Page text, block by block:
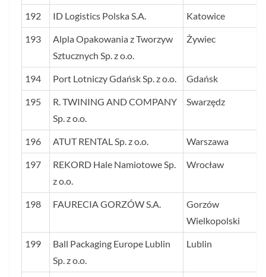
192 ID Logistics Polska S.A. Katowice
193
Alpla Opakowania z Tworzyw
Sztucznych Sp. z o.o.
Żywiec
194 Port Lotniczy Gdańsk Sp. z o.o. Gdańsk
195
R. TWINING AND COMPANY
Sp. z o.o.
Swarzędz
196 ATUT RENTAL Sp. z o.o. Warszawa
197
REKORD Hale Namiotowe Sp.
z o.o.
Wrocław
198 FAURECIA GORZÓW S.A.
Gorzów
Wielkopolski
199
Ball Packaging Europe Lublin
Sp. z o.o.
Lublin